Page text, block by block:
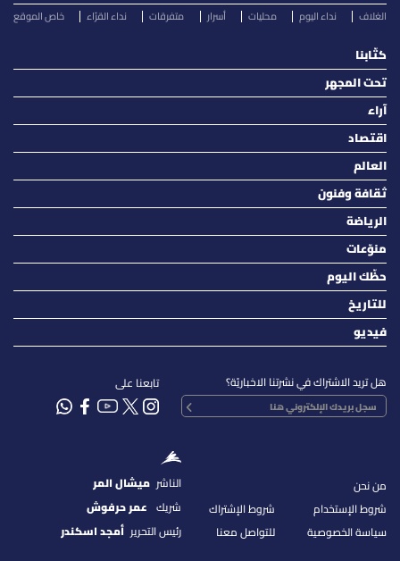
الغلاف نداء اليوم محليات أسرار متفرقات نداء القرّاء خاص الموقع
كتّابنا
تحت المجهر
آراء
اقتصاد
العالم
ثقافة وفنون
الرياضة
منوّعات
حظّك اليوم
للتاريخ
فيديو
هل تريد الاشتراك في نشرتنا الاخباريّة؟ تابعنا على
من نحن
شروط الإستخدام
سياسة الخصوصية
شروط الإشتراك
للتواصل معنا
الناشر ميشال المر
شريك عمر حرفوش
رئيس التحرير أمجد اسكندر